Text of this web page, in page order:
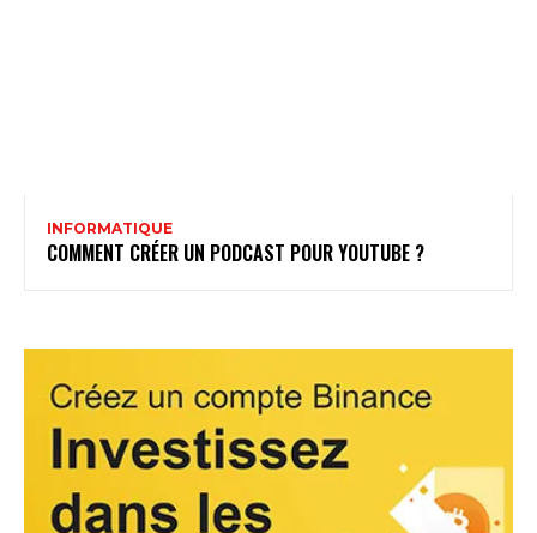
INFORMATIQUE
COMMENT CRÉER UN PODCAST POUR YOUTUBE ?